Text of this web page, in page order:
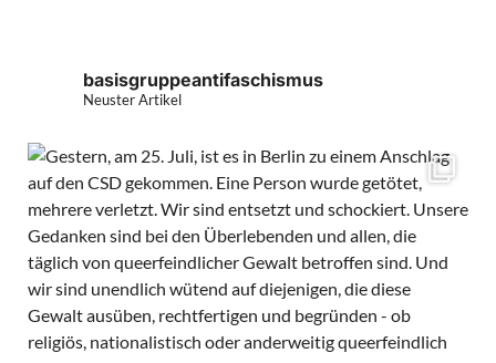
basisgruppeantifaschismus
Neuster Artikel